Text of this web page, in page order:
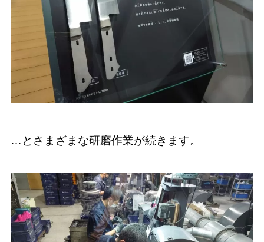
…とさまざまな研磨作業が続きます。